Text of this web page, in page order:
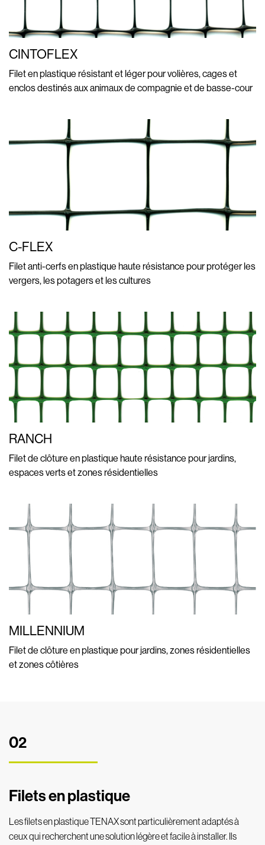
CINTOFLEX
Filet en plastique résistant et léger pour volières, cages et
enclos destinés aux animaux de compagnie et de basse-cour
C-FLEX
Filet anti-cerfs en plastique haute résistance pour protéger les
vergers, les potagers et les cultures
RANCH
Filet de clôture en plastique haute résistance pour jardins,
espaces verts et zones résidentielles
MILLENNIUM
Filet de clôture en plastique pour jardins, zones résidentielles
et zones côtières
02
Filets en plastique
Les filets en plastique TENAX sont particulièrement adaptés à
ceux qui recherchent une solution légère et facileà installer. Ils